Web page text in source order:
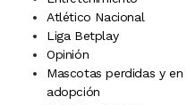
Atlético Nacional
Liga Betplay
Opinión
Mascotas perdidas y en
adopción